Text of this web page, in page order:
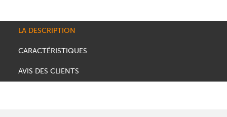
LA DESCRIPTION
CARACTÉRISTIQUES
AVIS DES CLIENTS